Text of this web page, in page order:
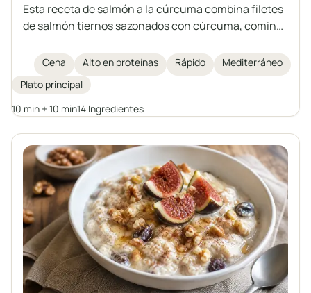
Esta receta de salmón a la cúrcuma combina filetes
de salmón tiernos sazonados con cúrcuma, comino
cubiertos con una vibrante salsa de yogur con
hierbas. Es un plato rico en proteínas y ácidos grasos
omega-3, sencillo de preparar en solo 20 minutos, y
se disfruta mejor acompañado de verduras y
Cena Alto en proteínas Rápido
Mediterráneo
Plato principal
10 min + 10 min14 Ingredientes